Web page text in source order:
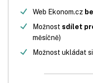
Web Ekonom.cz
Možnost sdílet
měsíčně)
Možnost ukládat